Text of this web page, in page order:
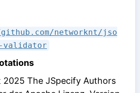
networknt/jso
validator
2025 The JSpecify Authors